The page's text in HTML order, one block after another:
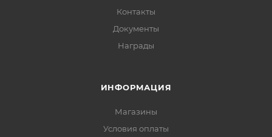
Контакты
Документы
Награды
ИНФОРМАЦИЯ
Магазины
Условия оплаты